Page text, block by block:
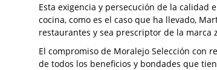
Esta exigencia y persecución de la calidad
cocina, como es el caso que ha llevado,
restaurantes y sea prescriptor de la marca
El compromiso de Moralejo Selección con
de todos los beneficios y bondades que